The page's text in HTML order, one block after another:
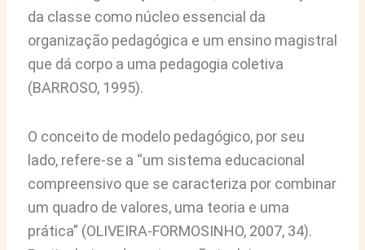
da classe como núcleo essencial da
organização pedagógica e um ensino magistral
que dá corpo a uma pedagogia coletiva
(BARROSO, 1995).
O conceito de modelo pedagógico, por seu
lado, refere-se a “um sistema educacional
compreensivo que se caracteriza por combinar
um quadro de valores, uma teoria e uma
prática” (OLIVEIRA-FORMOSINHO, 2007, 34).